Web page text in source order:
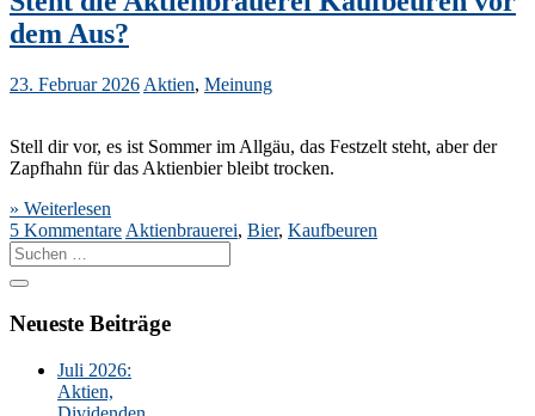
dem Aus?
23. Februar 2026 Aktien, Meinung
Stell dir vor, es ist Sommer im Allgäu, das Festzelt steht, aber der
Zapfhahn für das Aktienbier bleibt trocken.
» Weiterlesen
5 Kommentare Aktienbrauerei, Bier, Kaufbeuren
Suche
nach:
Neueste Beiträge
Juli 2026:
Aktien,